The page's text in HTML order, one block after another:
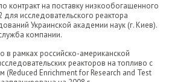
на поставку низкообогащенного
исследовательского реактора
Украинской академии наук (г. Киев).
компании.
в рамках российско-американской
реакторов на топливо с
Enrichment for Research and Test